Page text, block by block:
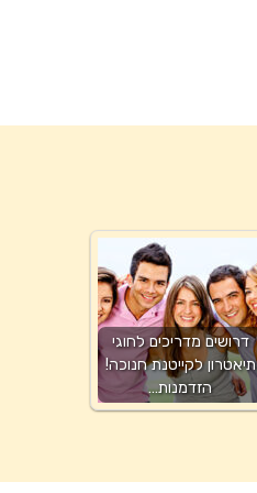
דרושים מדריכים לחוגי
תיאטרון לקייטנת חנוכה!
הזדמנות…